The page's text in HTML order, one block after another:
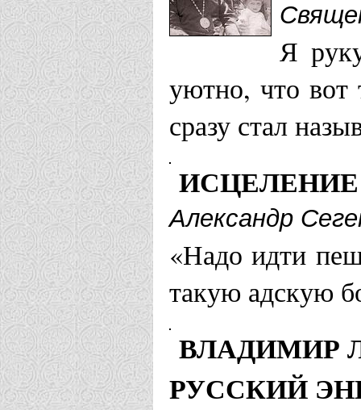
Я
уютно, что вот
сразу стал
ИСЦЕЛЕНИЕ
Александр
«Надо идти
такую адскую
ВЛАДИМИР
РУССКИЙ